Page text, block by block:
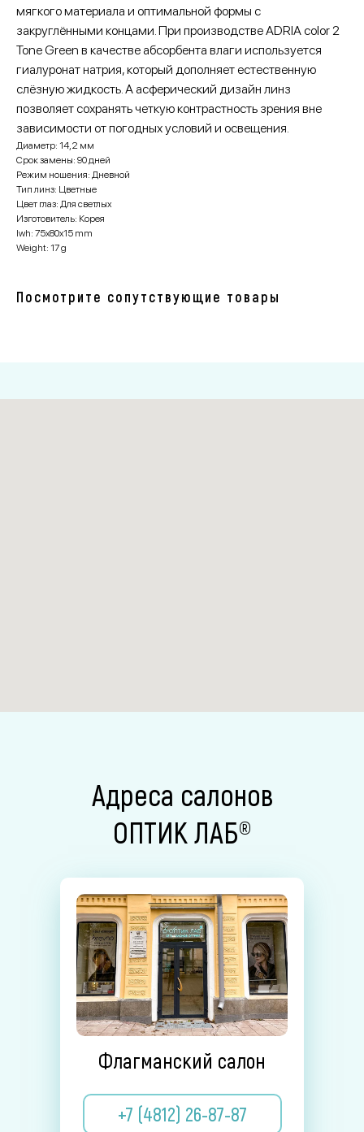
мягкого материала и оптимальной формы с
закруглёнными концами. При производстве ADRIA color 2
Tone Green в качестве абсорбента влаги используется
гиалуронат натрия, который дополняет естественную
слёзную жидкость. А асферический дизайн линз
позволяет сохранять четкую контрастность зрения вне
зависимости от погодных условий и освещения.
Диаметр: 14,2 мм
Срок замены: 90 дней
Режим ношения: Дневной
Тип линз: Цветные
Цвет глаз: Для светлых
Изготовитель: Корея
lwh: 75x80x15 mm
Weight: 17 g
Посмотрите сопутствующие товары
Адреса салонов
ОПТИК ЛАБ®
Флагманский салон
+7 (4812) 26-87-87